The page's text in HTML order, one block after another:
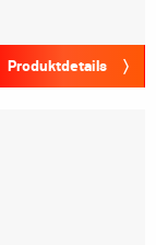
Produktdetails